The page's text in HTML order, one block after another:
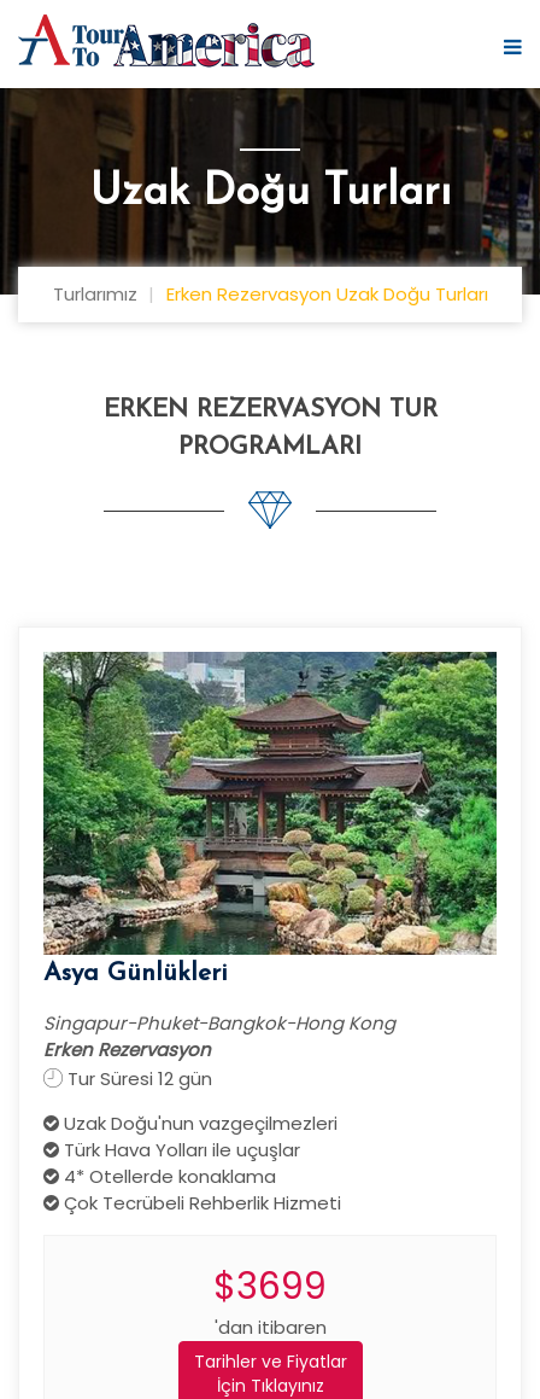
Uzak Doğu Turları
Turlarımız Erken Rezervasyon Uzak Doğu Turları
ERKEN REZERVASYON TUR
PROGRAMLARI
Asya Günlükleri
Singapur-Phuket-Bangkok-Hong Kong
Erken Rezervasyon
Tur Süresi 12 gün
Uzak Doğu'nun vazgeçilmezleri
Türk Hava Yolları ile uçuşlar
4* Otellerde konaklama
Çok Tecrübeli Rehberlik Hizmeti
$3699
'dan itibaren
Tarihler ve Fiyatlar
İçin Tıklayınız